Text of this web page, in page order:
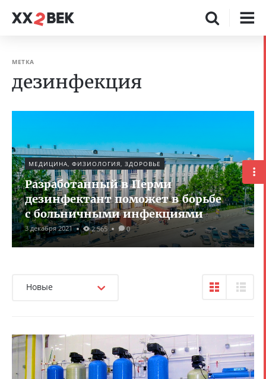
МЕТКА
дезинфекция
МЕДИЦИНА, ФИЗИОЛОГИЯ, ЗДОРОВЬЕ
Разработанный в Перми
дезинфектант поможет в борьбе
с больничными инфекциями
3 декабря 2021 2 565 0
Новые